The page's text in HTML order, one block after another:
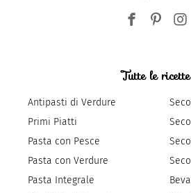
Tutte le ricette
Antipasti di Verdure
Primi Piatti
Pasta con Pesce
Pasta con Verdure
Pasta Integrale